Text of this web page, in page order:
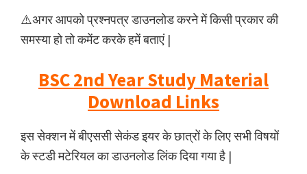
⚠️अगर आपको प्रश्नपत्र डाउनलोड करने में किसी प्रकार की
समस्या हो तो कमेंट करके हमें बताएं |
BSC 2nd Year Study Material
Download Links
इस सेक्शन में बीएससी सेकंड इयर के छात्रों के लिए सभी विषयों
के स्टडी मटेरियल का डाउनलोड लिंक दिया गया है |